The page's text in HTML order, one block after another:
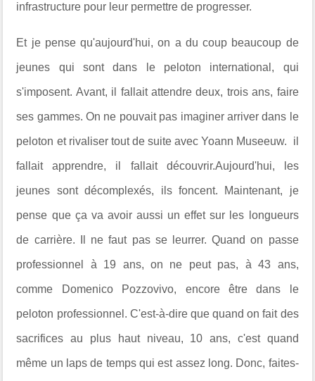
infrastructure pour leur permettre de progresser.
Et je pense qu'aujourd'hui, on a du coup beaucoup de
jeunes qui sont dans le peloton international, qui
s'imposent. Avant, il fallait attendre deux, trois ans, faire
ses gammes. On ne pouvait pas imaginer arriver dans le
peloton et rivaliser tout de suite avec Yoann Museeuw. il
fallait apprendre, il fallait découvrir.Aujourd'hui, les
jeunes sont décomplexés, ils foncent. Maintenant, je
pense que ça va avoir aussi un effet sur les longueurs
de carrière. Il ne faut pas se leurrer. Quand on passe
professionnel à 19 ans, on ne peut pas, à 43 ans,
comme Domenico Pozzovivo, encore être dans le
peloton professionnel. C'est-à-dire que quand on fait des
sacrifices au plus haut niveau, 10 ans, c'est quand
même un laps de temps qui est assez long. Donc, faites-